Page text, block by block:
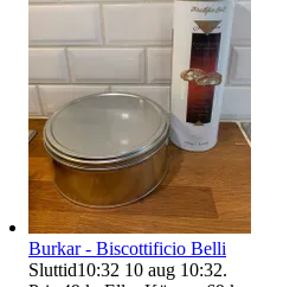
Burkar - Biscottificio Belli
Sluttid10:32 10 aug 10:32.